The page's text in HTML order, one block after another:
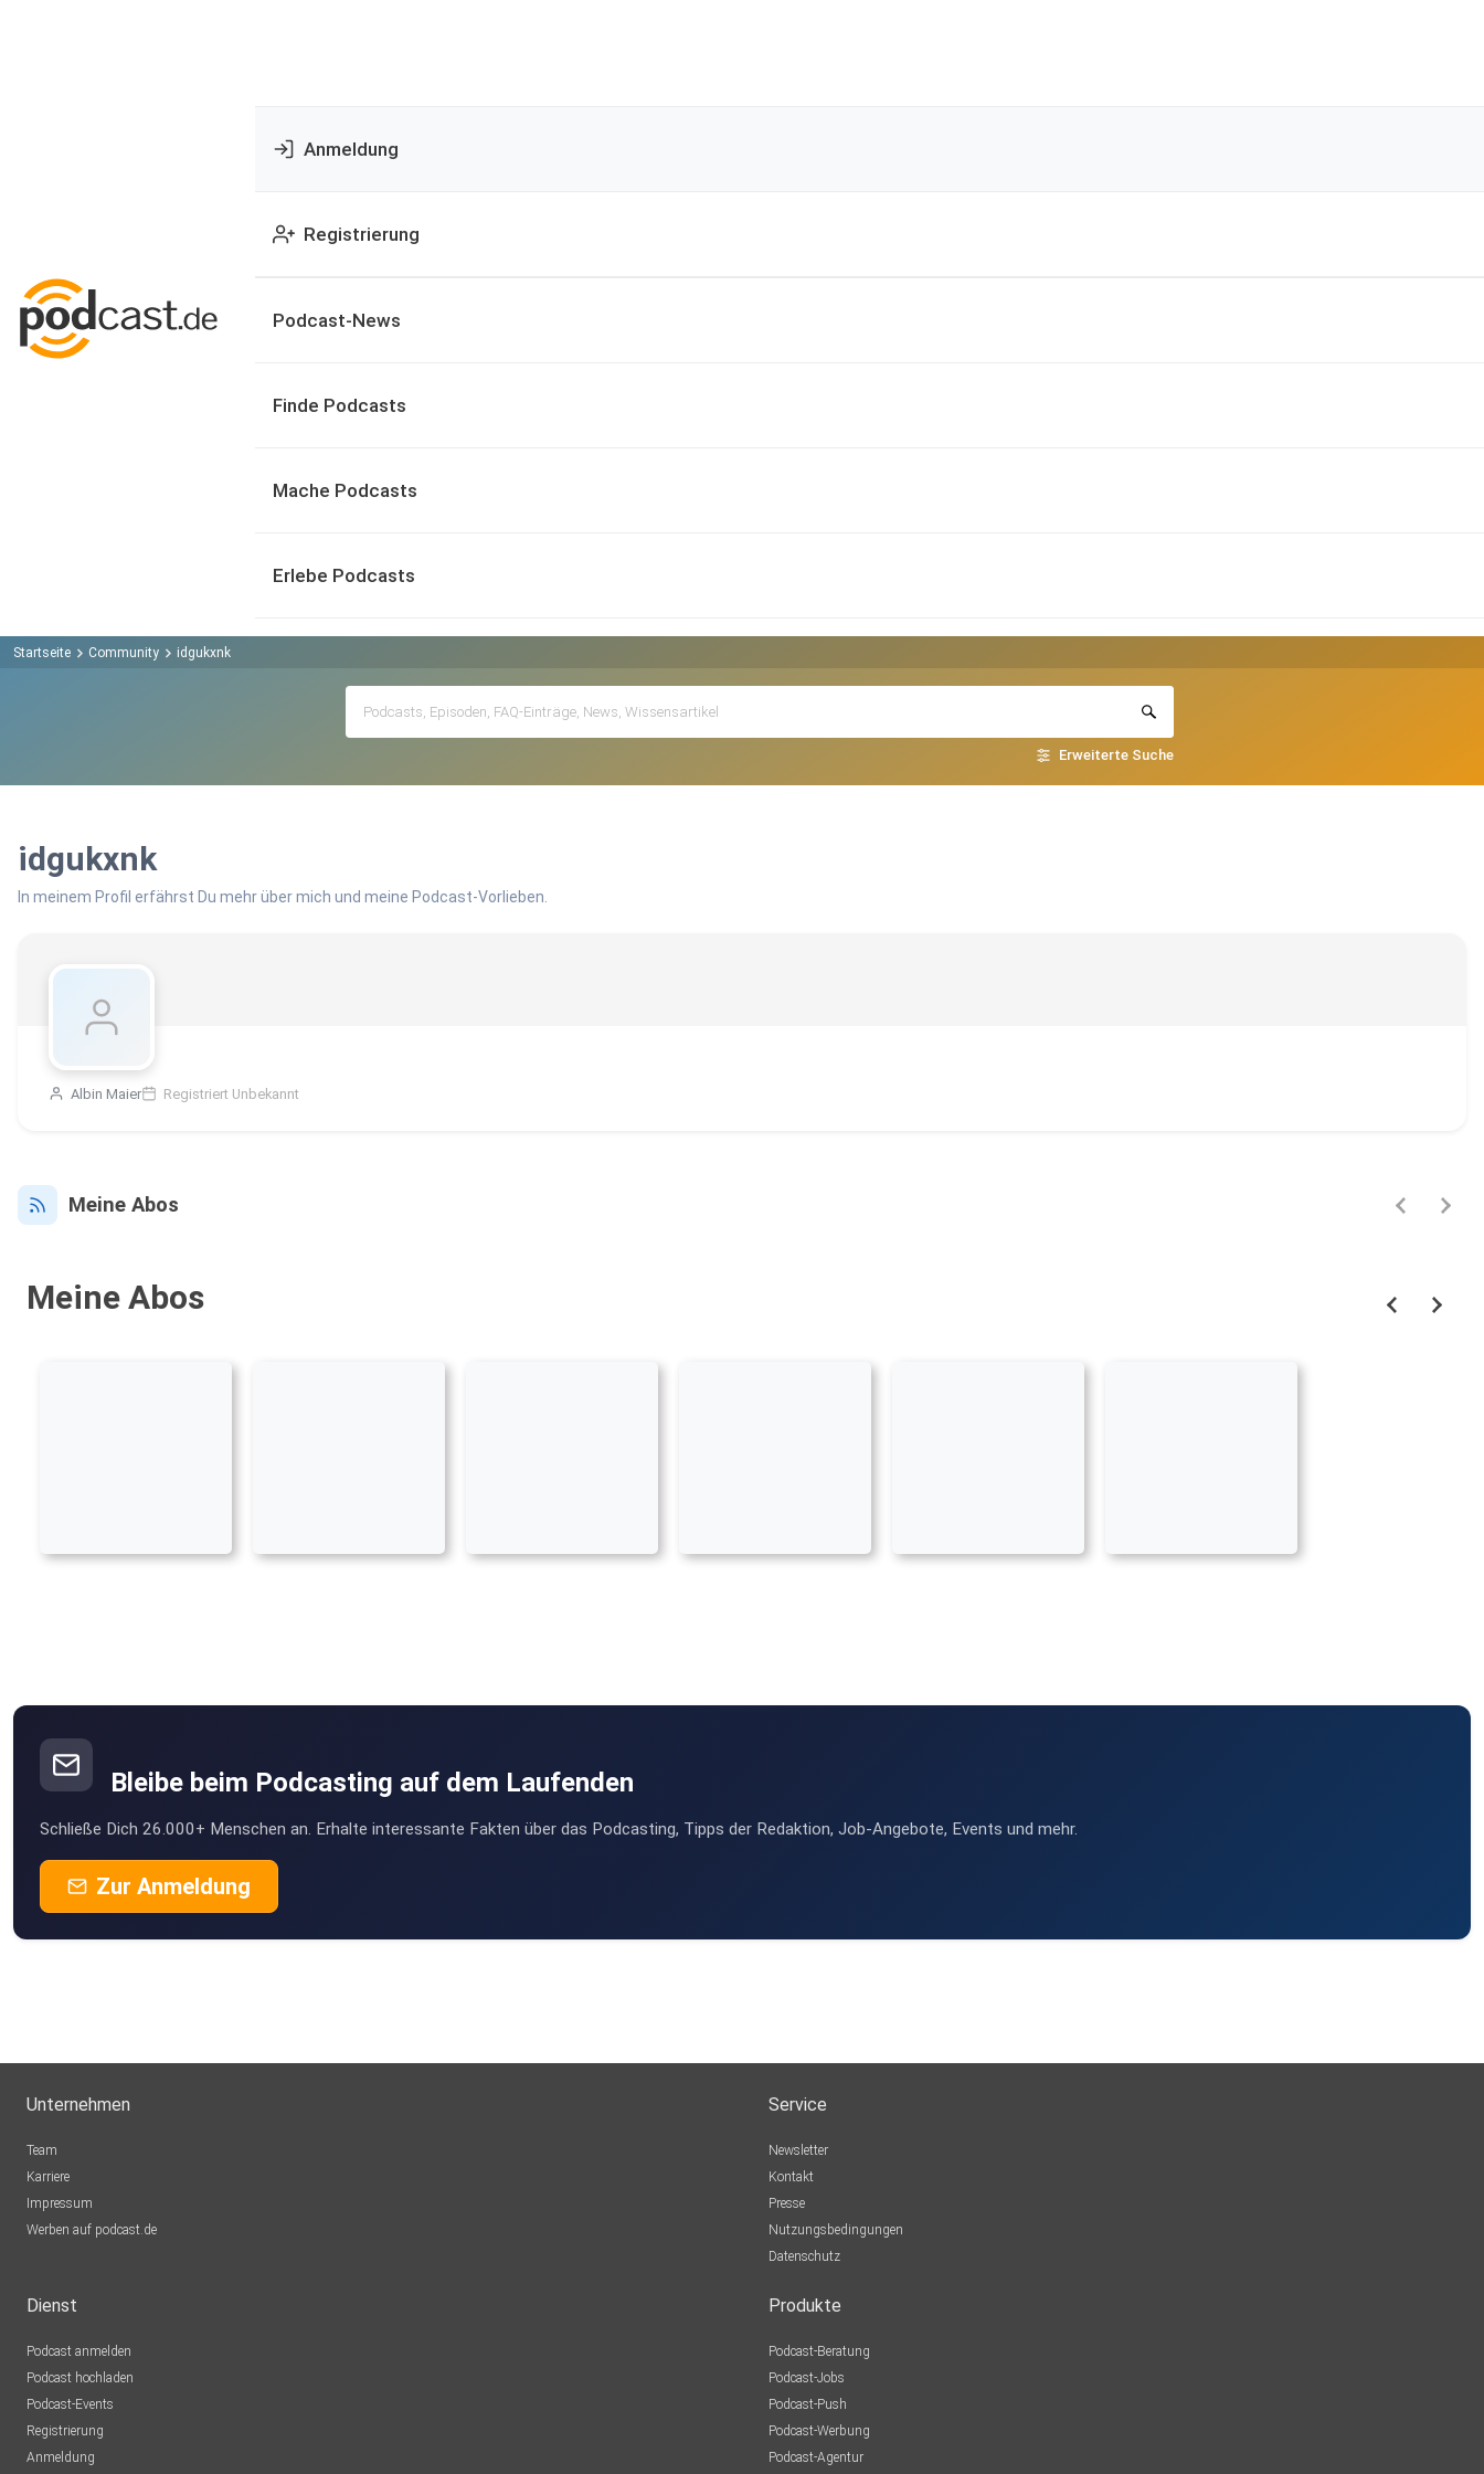
Anmeldung
Registrierung
Podcast-News
Finde Podcasts
Mache Podcasts
Erlebe Podcasts
Startseite Community idgukxnk
Erweiterte Suche
idgukxnk
In meinem Profil erfährst Du mehr über mich und meine Podcast-Vorlieben.
Albin Maier Registriert Unbekannt
Meine Abos
Meine Abos
Bleibe beim Podcasting auf dem Laufenden
Schließe Dich 26.000+ Menschen an. Erhalte interessante Fakten über das Podcasting, Tipps der Redaktion, Job-Angebote, Events und mehr.
Zur Anmeldung
Unternehmen
Team
Karriere
Impressum
Werben auf podcast.de
Service
Newsletter
Kontakt
Presse
Nutzungsbedingungen
Datenschutz
Dienst
Podcast anmelden
Podcast hochladen
Podcast-Events
Registrierung
Anmeldung
Produkte
Podcast-Beratung
Podcast-Jobs
Podcast-Push
Podcast-Werbung
Podcast-Agentur